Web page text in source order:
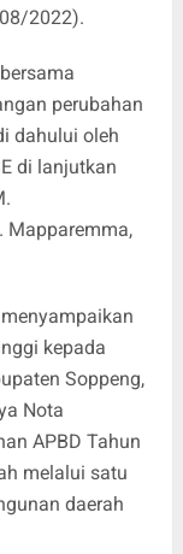
2022).
perubahan
dahului oleh
di lanjutkan
Mapparemma,
kepada
Soppeng,
Nota
APBD Tahun
melalui satu
daerah